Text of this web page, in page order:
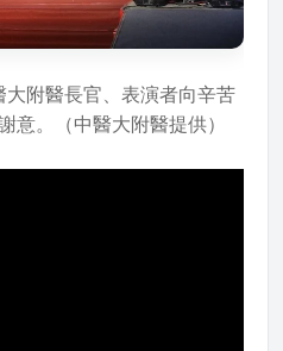
附醫長官、表演者向辛苦
意。（中醫大附醫提供）